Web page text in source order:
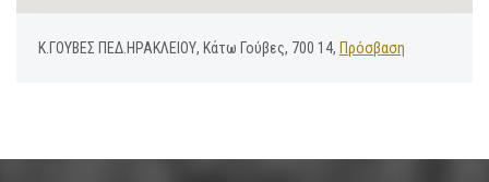
Κ.ΓΟΥΒΕΣ ΠΕΔ.ΗΡΑΚΛΕΙΟΥ, Κάτω Γούβες, 700 14, Πρόσβαση